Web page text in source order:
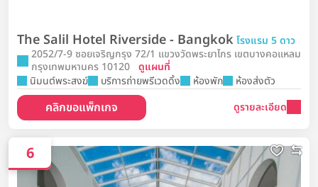
The Salil Hotel Riverside - Bangkokโรงแรม 5 ดาว
2052/7-9 ซอยเจริญกรุง 72/1 แขวงวัดพระยาไกร เขตบางคอแหลม
กรุงเทพมหานคร 10120 ดูแผนที่
นิมนต์พระสงฆ์
บริการถ่ายพรีเวดดิ้ง ห้องพัก ห้องส่งตัว
คลิกขอแพ็กเกจ ดูรายละเอียด
6